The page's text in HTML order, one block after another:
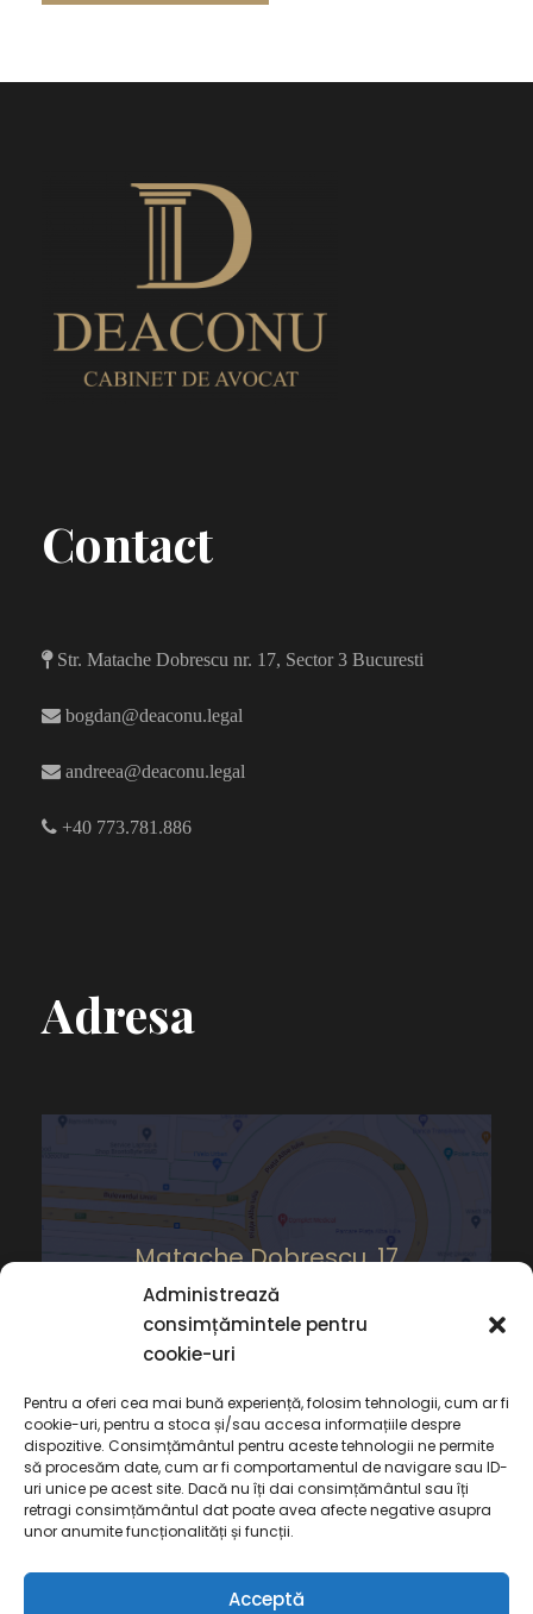
Administrează
consimțămintele pentru
cookie-uri
Pentru a oferi cea mai bună experiență, folosim tehnologii, cum ar fi
cookie-uri, pentru a stoca și/sau accesa informațiile despre
dispozitive. Consimțământul pentru aceste tehnologii ne permite
să procesăm date, cum ar fi comportamentul de navigare sau ID-
uri unice pe acest site. Dacă nu îți dai consimțământul sau îți
retragi consimțământul dat poate avea afecte negative asupra
unor anumite funcționalități și funcții.
Acceptă
Contact
Str. Matache Dobrescu nr. 17, Sector 3 Bucuresti
bogdan@deaconu.legal
andreea@deaconu.legal
+40 773.781.886
Adresa
Matache Dobrescu, 17